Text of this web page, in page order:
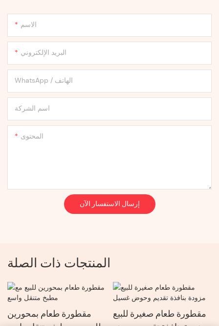
الاسم
البريد الإلكتروني
WhatsApp / الهاتف
اسم الشركة
المحتوى
إرسال الاستفسار الآن
المنتجات ذات الصلة
مقطورة طعام بمحورين
مقطورة طعام صغيرة للبيع